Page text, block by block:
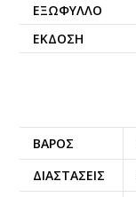
ΕΞΏΦΥΛΛΟ
ΈΚΔΟΣΗ
ΒΆΡΟΣ
ΔΙΑΣΤΆΣΕΙΣ